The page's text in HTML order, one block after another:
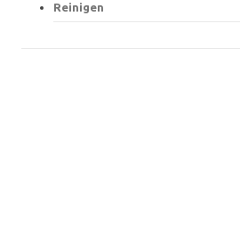
Reinigen